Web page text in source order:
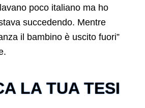
poco italiano ma ho
succedendo. Mentre
il bambino è uscito fuori”
LA TUA TESI